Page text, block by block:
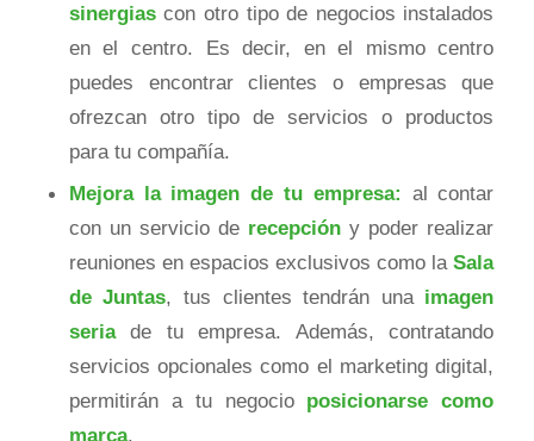
sinergiascon otro tipo de negocios instalados
en el centro. Es decir, en el mismo centro
puedes encontrar clientes o empresas que
ofrezcan otro tipo de servicios o productos
para tu compañía.
Mejora la imagen de tu empresa: al contar
con un servicio de recepcióny poder realizar
reuniones en espacios exclusivos como laSala
de Juntas, tus clientes tendrán unaimagen
seriade tu empresa. Además, contratando
servicios opcionales como el marketing digital,
permitirán a tu negocio posicionarse como
marca.